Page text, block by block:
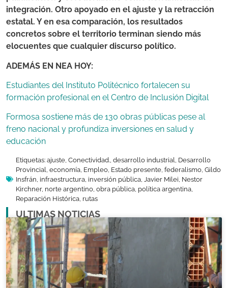
integración. Otro apoyado en el ajuste y la retracción
estatal. Y en esa comparación, los resultados
concretos sobre el territorio terminan siendo más
elocuentes que cualquier discurso político.
ADEMÁS EN NEA HOY:
Estudiantes del Instituto Politécnico fortalecen su
formación profesional en el Centro de Inclusión Digital
Formosa sostiene más de 130 obras públicas pese al
freno nacional y profundiza inversiones en salud y
educación
Etiquetas: ajuste Conectividad. desarrollo industrial
Desarrollo
Provincial
economía Empleo Estado presente federalismo Gildo
Insfrán infraestructura inversión pública Javier Milei Nestor
Kirchner, norte argentino obra pública política argentina
Reparación Histórica rutas
ULTIMAS NOTICIAS